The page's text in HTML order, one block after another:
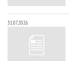
31.07.2026